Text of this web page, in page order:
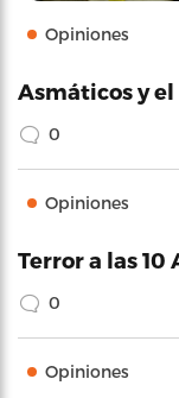
Opiniones
Asmáticos y
0
Opiniones
Terror a las 10
0
Opiniones